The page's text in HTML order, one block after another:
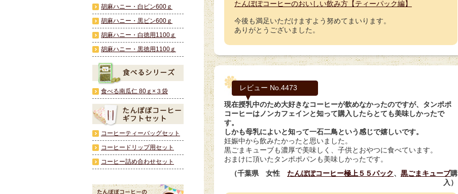
たんぽぽコーヒーのおいしい飲み方【ティーパック編】
今後も満足いただけますよう努めてまいります。
ありがとうございました。
レビュー No.4473
現在授乳中のため大好きなコーヒーが飲めなかったのですが、タンポポ
コーヒーはノンカフェインと知って購入したらとても美味しかったで
す。
しかも母乳によいと知って一石二鳥という感じで嬉しいです。
妊娠中から飲みたかったと思いました。
黒ごまキューブも濃厚で美味しく、子供とおやつに食べています。
おまけに頂いたタンポポパンも美味しかったです。
（千葉県 女性 たんぽぽコーヒー極上５５パック、 黒ごまキューブ購
入）
胡麻ハニー・白ビン600ｇ
胡麻ハニー・黒ビン600ｇ
胡麻ハニー・白徳用1100ｇ
胡麻ハニー・黒徳用1100ｇ
食べる南瓜仁 80ｇ×３袋
コーヒーティーバッグセット
コーヒードリップ用セット
コーヒー詰め合わせセット